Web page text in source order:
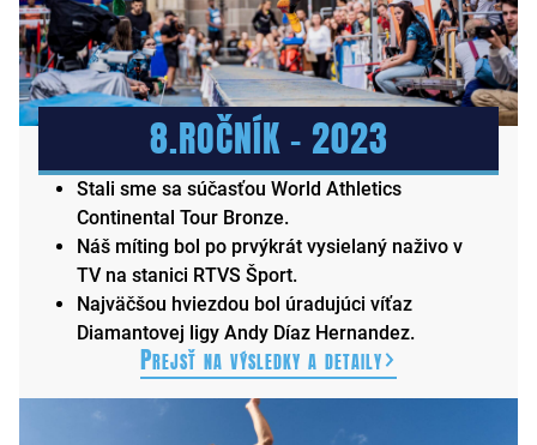
8.ROČNÍK – 2023
Stali sme sa súčasťou World Athletics
Continental Tour Bronze.
Náš míting bol po prvýkrát vysielaný naživo v
TV na stanici RTVS Šport.
Najväčšou hviezdou bol úradujúci víťaz
Diamantovej ligy Andy Díaz Hernandez.
Prejsť na výsledky a detaily